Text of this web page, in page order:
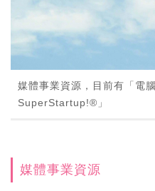
媒體事業資源，目前有「電
SuperStartup!®」
媒體事業資源